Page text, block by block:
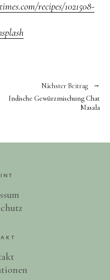
recipes/1021508-
Nächster Beitrag
Indische Gewürzmischung Chat
Masala